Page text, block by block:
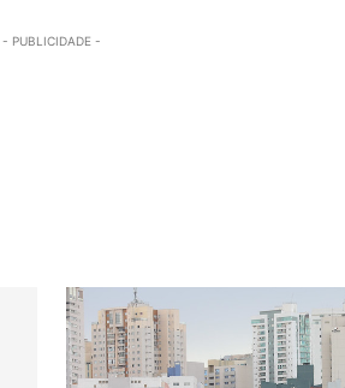
- PUBLICIDADE -